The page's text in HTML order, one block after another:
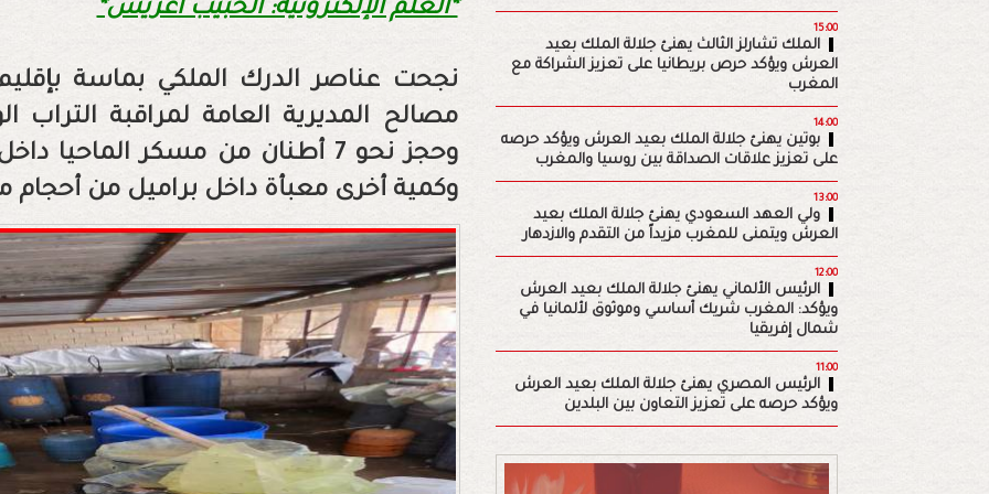
*العلم الإلكترونية: الحبيب اغريس*
نجحت عناصر الدرك الملكي بماسة
مصالح المديرية العامة لمراقبة
وحجز نحو 7 أطنان من مسكر
وكمية أخرى معبأة داخل براميل من أحجام
15:00
الملك تشارلز الثالث يهنئ جلالة الملك بعيد
العرش ويؤكد حرص بريطانيا على تعزيز الشراكة مع
المغرب
14:00
بوتين يهنئ جلالة الملك بعيد العرش ويؤكد حرصه
على تعزيز علاقات الصداقة بين روسيا والمغرب
13:00
ولي العهد السعودي يهنئ جلالة الملك بعيد
العرش ويتمنى للمغرب مزيداً من التقدم والازدهار
12:00
الرئيس الألماني يهنئ جلالة الملك بعيد العرش
ويؤكد: المغرب شريك أساسي وموثوق لألمانيا في
شمال إفريقيا
11:00
الرئيس المصري يهنئ جلالة الملك بعيد العرش
ويؤكد حرصه على تعزيز التعاون بين البلدين